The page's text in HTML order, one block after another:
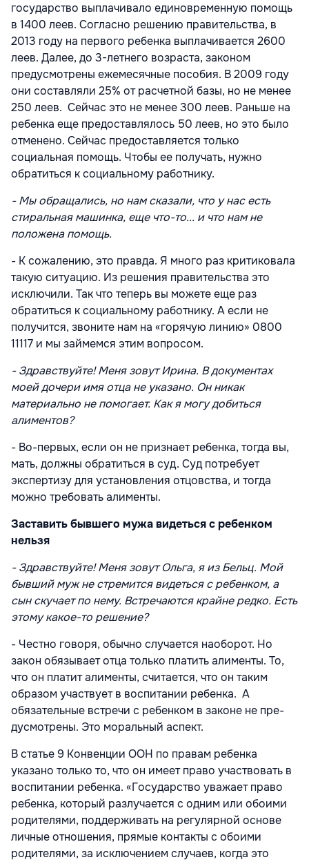
государство выплачивало единовременную помощь
в 1400 леев. Согласно решению правительства, в
2013 году на первого ребенка выплачивается 2600
леев. Далее, до 3-летнего возраста, законом
предусмотрены ежемесячные пособия. В 2009 году
они составляли 25% от расчетной базы, но не менее
250 леев. Сейчас это не менее 300 леев. Раньше на
ребенка еще предоставлялось 50 леев, но это было
отменено. Сейчас предоставляется только
социальная помощь. Чтобы ее получать, нужно
обратиться к социальному работнику.
- Мы обращались, но нам сказали, что у нас есть
стиральная машинка, еще что-то... и что нам не
положена помощь.
- К сожалению, это правда. Я много раз критиковала
такую ситуацию. Из решения правительства это
исключили. Так что теперь вы можете еще раз
обратиться к социальному работнику. А если не
получится, звоните нам на «горячую линию» 0800
11117 и мы займемся этим вопросом.
- Здравствуйте! Меня зовут Ирина. В документах
моей дочери имя отца не указано. Он никак
материально не помогает. Как я могу добиться
алиментов?
- Во-первых, если он не признает ребенка, тогда вы,
мать, должны обратиться в суд. Суд потребует
экспертизу для установления отцовства, и тогда
можно требовать алименты.
Заставить бывшего мужа видетьсяс ребенком
нельзя
- Здравствуйте! Меня зовут Ольга, я из Бельц. Мой
бывший муж не стремится видеться с ребенком, а
сын скучает по нему. Встречаются крайне редко. Есть
этому какое-то решение?
- Честно говоря, обычно случается наоборот. Но
закон обязывает отца только платить алименты. То,
что он платит алименты, считается, что он таким
образом участвует в воспитании ребенка. А
обязательные встречи с ребенком в законе не пре­
дусмотрены. Это моральный аспект.
В статье 9 Конвенции ООН по правам ребенка
указано только то, что он имеет право участвовать в
воспитании ребенка. «Государство уважает право
ребенка, который разлучается с одним или обоими
родителями, поддерживать на регулярной основе
личные отношения, прямые контакты с обоими
родителями, за исключением случаев, когда это